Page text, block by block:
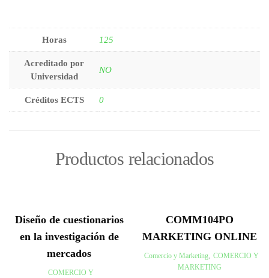
Horas 125
Acreditado por
Universidad
NO
Créditos ECTS 0
Productos relacionados
Diseño de cuestionarios
en la investigación de
mercados
COMERCIO Y
COMM104PO
MARKETING ONLINE
Comercio y Marketing, COMERCIO Y
MARKETING